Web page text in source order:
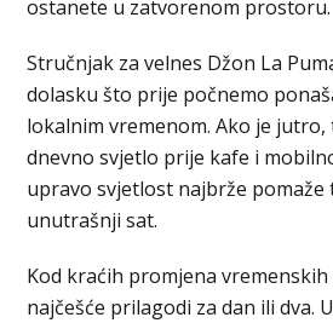
ostanete u zatvorenom prostoru.
Stručnjak za velnes Džon La
dolasku što prije počnemo
lokalnim vremenom. Ako je jutro,
dnevno svjetlo prije kafe i
upravo svjetlost najbrže pomaže
unutrašnji sat.
Kod kraćih promjena
najčešće prilagodi za dan ili dva.